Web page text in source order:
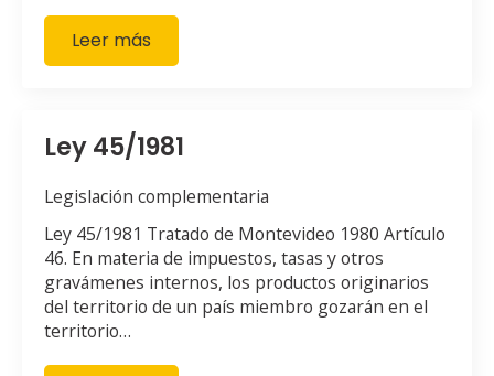
Leer más
Ley 45/1981
Legislación complementaria
Ley 45/1981 Tratado de Montevideo 1980 Artículo
46. En materia de impuestos, tasas y otros
gravámenes internos, los productos originarios
del territorio de un país miembro gozarán en el
territorio…